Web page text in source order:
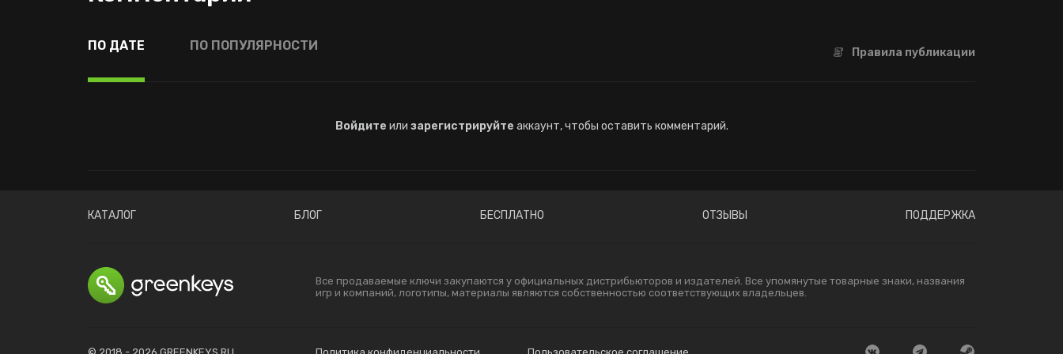
ПО ДАТЕ ПО ПОПУЛЯРНОСТИ Правила публикации
Войдите или зарегистрируйте аккаунт, чтобы оставить комментарий.
КАТАЛОГ БЛОГ БЕСПЛАТНО ОТЗЫВЫ ПОДДЕРЖКА
Все продаваемые ключи закупаются у официальных дистрибьюторов и издателей. Все упомянутые товарные знаки, названия
игр и компаний, логотипы, материалы являются собственностью соответствующих владельцев.